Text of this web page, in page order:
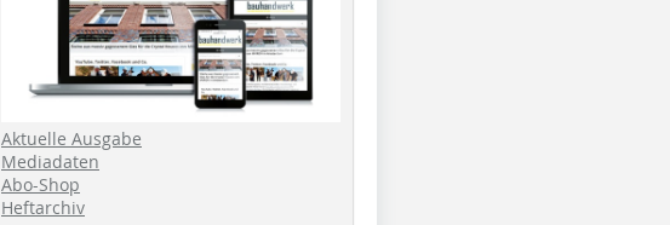
Aktuelle Ausgabe
Mediadaten
Abo-Shop
Heftarchiv